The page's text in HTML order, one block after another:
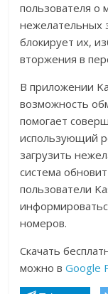
пользователя о
нежелательных
блокирует их,
вторжения в
В приложении
возможность
помогает
использующий
загрузить
система
пользователи
номеров.
Скачать
можно вGoogle